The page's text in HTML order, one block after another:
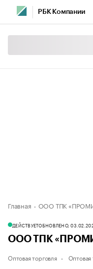
РБК Компании
Главная ООО ТПК
ДЕЙСТВУЕТОБНОВЛЕНО,
ООО ТПК
Оптовая торговля Оптовая